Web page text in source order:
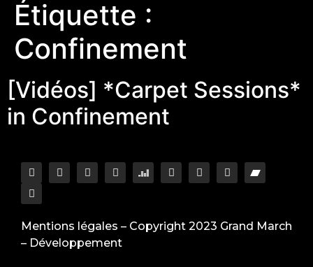
Étiquette :
Confinement
[Vidéos] *Carpet Sessions*
in Confinement
Mentions légales – Copyright 2023 Grand March
– Développement